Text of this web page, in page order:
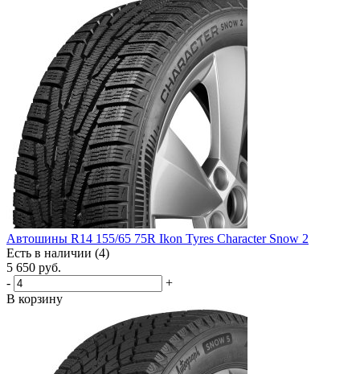
Автошины R14 155/65 75R Ikon Tyres Character Snow 2
Есть в наличии (4)
5 650 руб.
-
+
В корзину